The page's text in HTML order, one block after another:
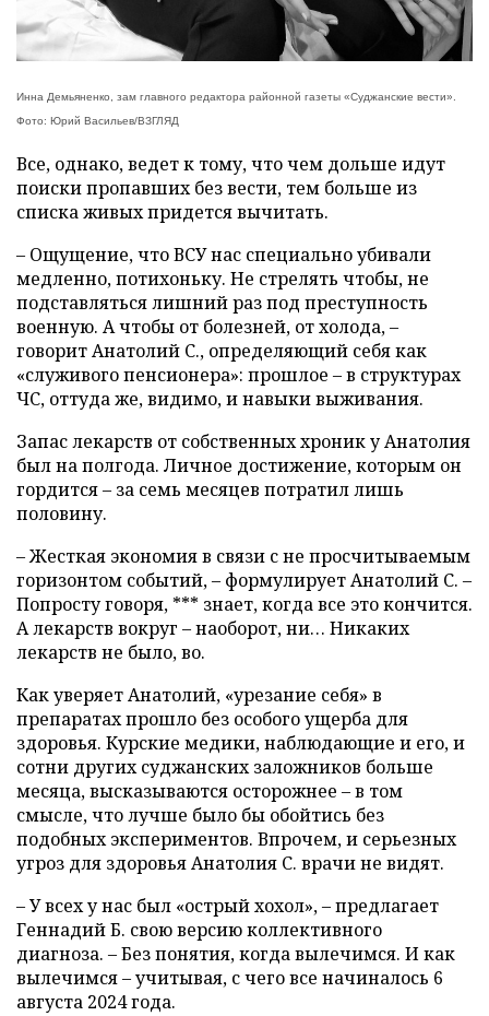
Инна Демьяненко, зам главного редактора районной газеты «Суджанские вести».
Фото: Юрий Васильев/ВЗГЛЯД
Все, однако, ведет к тому, что чем дольше идут
поиски пропавших без вести, тем больше из
списка живых придется вычитать.
– Ощущение, что ВСУ нас специально убивали
медленно, потихоньку. Не стрелять чтобы, не
подставляться лишний раз под преступность
военную. А чтобы от болезней, от холода, –
говорит Анатолий С., определяющий себя как
«служивого пенсионера»: прошлое – в структурах
ЧС, оттуда же, видимо, и навыки выживания.
Запас лекарств от собственных хроник у Анатолия
был на полгода. Личное достижение, которым он
гордится – за семь месяцев потратил лишь
половину.
– Жесткая экономия в связи с не просчитываемым
горизонтом событий, – формулирует Анатолий С. –
Попросту говоря, *** знает, когда все это кончится.
А лекарств вокруг – наоборот, ни… Никаких
лекарств не было, во.
Как уверяет Анатолий, «урезание себя» в
препаратах прошло без особого ущерба для
здоровья. Курские медики, наблюдающие и его, и
сотни других суджанских заложников больше
месяца, высказываются осторожнее – в том
смысле, что лучше было бы обойтись без
подобных экспериментов. Впрочем, и серьезных
угроз для здоровья Анатолия С. врачи не видят.
– У всех у нас был «острый хохол», – предлагает
Геннадий Б. свою версию коллективного
диагноза. – Без понятия, когда вылечимся. И как
вылечимся – учитывая, с чего все начиналось 6
августа 2024 года.